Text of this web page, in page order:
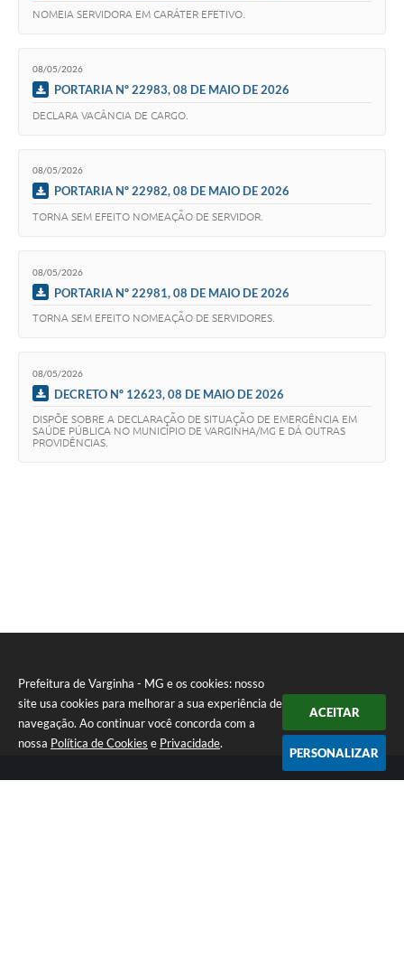
Prefeitura de Varginha - MG e os cookies: nosso
site usa cookies para melhorar a sua experiência de
navegação. Ao continuar você concorda com a
nossa Política de Cookies e Privacidade.
ACEITAR
PERSONALIZAR
NOMEIA SERVIDORA EM CARÁTER EFETIVO.
08/05/2026
PORTARIA Nº 22983, 08 DE MAIO DE 2026
DECLARA VACÂNCIA DE CARGO.
08/05/2026
PORTARIA Nº 22982, 08 DE MAIO DE 2026
TORNA SEM EFEITO NOMEAÇÃO DE SERVIDOR.
08/05/2026
PORTARIA Nº 22981, 08 DE MAIO DE 2026
TORNA SEM EFEITO NOMEAÇÃO DE SERVIDORES.
08/05/2026
DECRETO Nº 12623, 08 DE MAIO DE 2026
DISPÕE SOBRE A DECLARAÇÃO DE SITUAÇÃO DE EMERGÊNCIA EM
SAÚDE PÚBLICA NO MUNICÍPIO DE VARGINHA/MG E DÁ OUTRAS
PROVIDÊNCIAS.